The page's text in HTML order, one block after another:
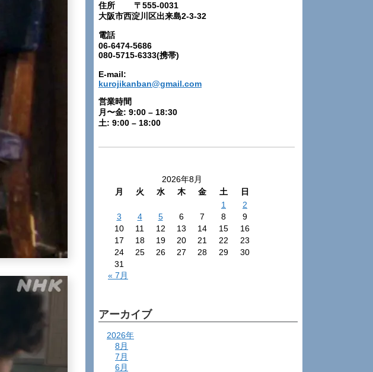
住所 〒555-0031
大阪市西淀川区出来島2-3-32
電話
06-6474-5686
080-5715-6333(携帯)
E-mail:
kurojikanban@gmail.com
営業時間
月〜金: 9:00 – 18:30
土: 9:00 – 18:00
2026年8月
月
火 水 木 金 土
日
1
2
3
4 5 6 7 8
9
10
11 12 13 14 15
16
17
18 19 20 21 22
23
24
25 26 27 28 29
30
31
« 7月
アーカイブ
2026年
8月
7月
6月